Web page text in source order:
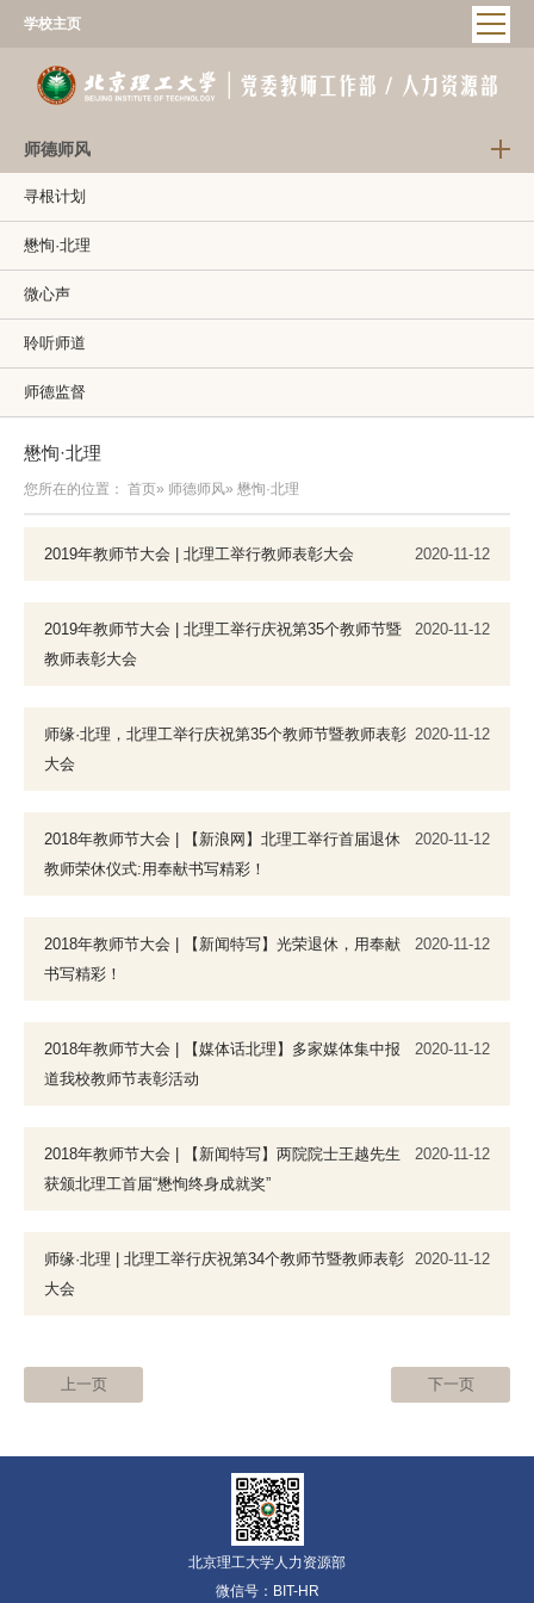
学校主页
师德师风
寻根计划
懋恂·北理
微心声
聆听师道
师德监督
懋恂·北理
您所在的位置： 首页» 师德师风» 懋恂·北理
2019年教师节大会 | 北理工举行教师表彰大会 2020-11-12
2019年教师节大会 | 北理工举行庆祝第35个教师节暨
教师表彰大会
2020-11-12
师缘·北理，北理工举行庆祝第35个教师节暨教师表彰
大会
2020-11-12
2018年教师节大会 | 【新浪网】北理工举行首届退休
教师荣休仪式:用奉献书写精彩！
2020-11-12
2018年教师节大会 | 【新闻特写】光荣退休，用奉献
书写精彩！
2020-11-12
2018年教师节大会 | 【媒体话北理】多家媒体集中报
道我校教师节表彰活动
2020-11-12
2018年教师节大会 | 【新闻特写】两院院士王越先生
获颁北理工首届“懋恂终身成就奖”
2020-11-12
师缘·北理 | 北理工举行庆祝第34个教师节暨教师表彰
大会
2020-11-12
上一页 下一页
北京理工大学人力资源部
微信号：BIT-HR